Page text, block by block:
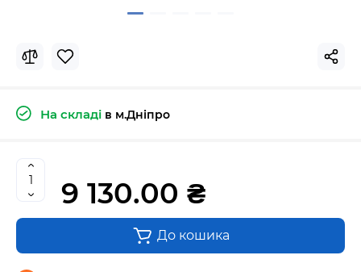
На складі в м.Дніпро
9 130.00 ₴
До кошика